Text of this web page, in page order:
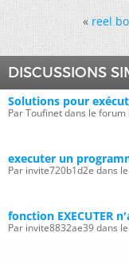
« reel
DISCUSSIONS
Solutions pour
Par Toufinet dans le forum
executer un
Par invite720b1d2e dans
fonction EXECUTER
Par invite8832ae39 dans